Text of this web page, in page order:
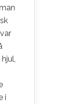
i